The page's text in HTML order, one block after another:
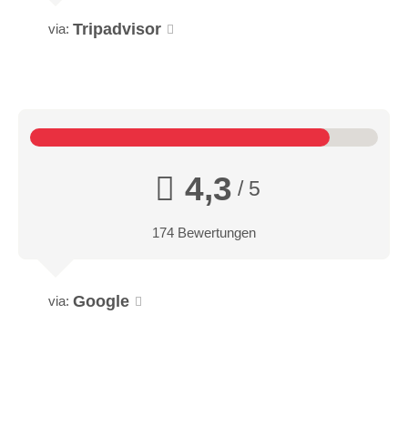
via: Tripadvisor
4,3 / 5
174 Bewertungen
via: Google